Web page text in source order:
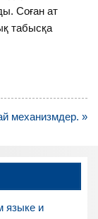
Соған ат
табысқа
механизмдер. »
языке и